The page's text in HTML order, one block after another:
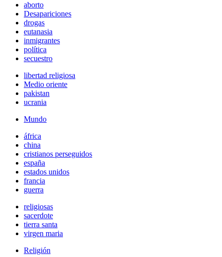
aborto
Desapariciones
drogas
eutanasia
inmigrantes
política
secuestro
libertad religiosa
Medio oriente
pakistan
ucrania
Mundo
áfrica
china
cristianos perseguidos
españa
estados unidos
francia
guerra
religiosas
sacerdote
tierra santa
virgen maria
Religión